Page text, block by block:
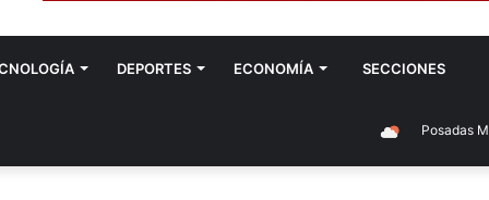
DEPORTES ECONOMÍA SECCIONES
Posadas